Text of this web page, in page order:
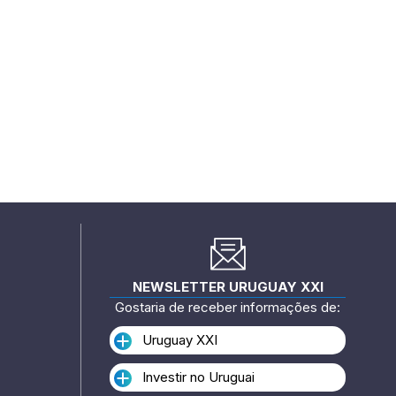
NEWSLETTER URUGUAY XXI
Gostaria de receber informações de:
Uruguay XXI
Investir no Uruguai